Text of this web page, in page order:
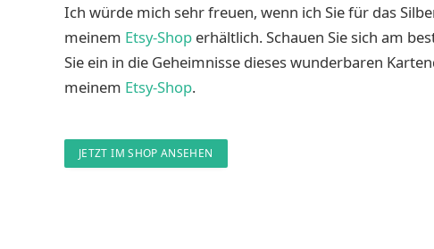
Ich würde mich sehr freuen, wenn ich Sie für das
meinem Etsy-Shop erhältlich. Schauen Sie sich am
Sie ein in die Geheimnisse dieses wunderbaren
meinem Etsy-Shop.
JETZT IM SHOP ANSEHEN